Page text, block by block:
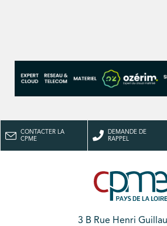
CONTACTER LA
CPME
DEMANDE DE
RAPPEL
3 B Rue Henri